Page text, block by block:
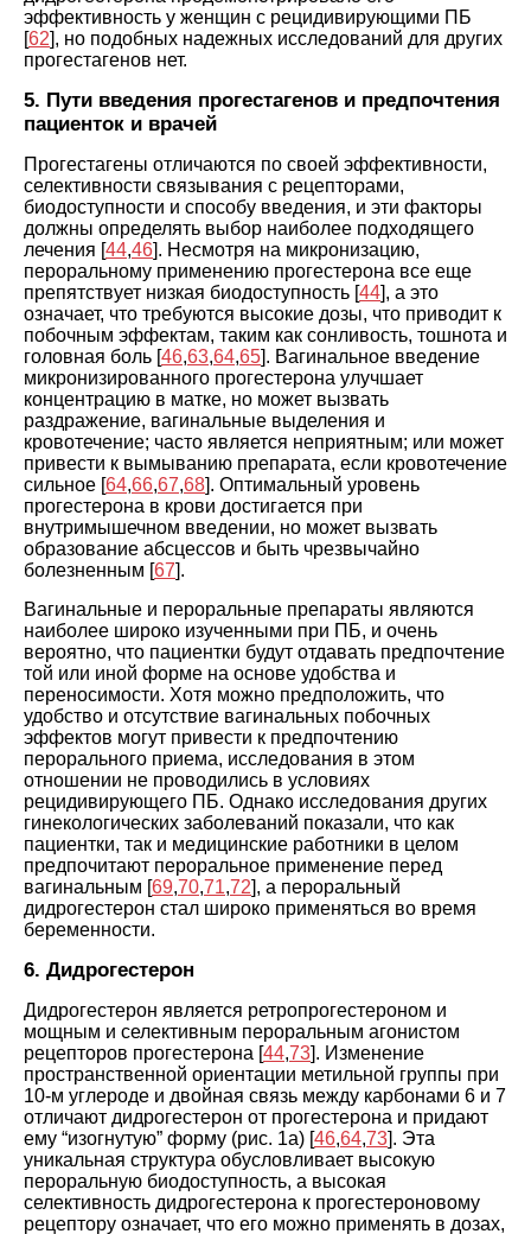
эффективность у женщин с рецидивирующими ПБ
[62], но подобных надежных исследований для других
прогестагенов нет.
5. Пути введения прогестагенов и предпочтения
пациенток и врачей
Прогестагены отличаются по своей эффективности,
селективности связывания с рецепторами,
биодоступности и способу введения, и эти факторы
должны определять выбор наиболее подходящего
лечения [44,46]. Несмотря на микронизацию,
пероральному применению прогестерона все еще
препятствует низкая биодоступность [44], а это
означает, что требуются высокие дозы, что приводит к
побочным эффектам, таким как сонливость, тошнота и
головная боль [46,63,64,65]. Вагинальное введение
микронизированного прогестерона улучшает
концентрацию в матке, но может вызвать
раздражение, вагинальные выделения и
кровотечение; часто является неприятным; или может
привести к вымыванию препарата, если кровотечение
сильное [64,66,67,68]. Оптимальный уровень
прогестерона в крови достигается при
внутримышечном введении, но может вызвать
образование абсцессов и быть чрезвычайно
болезненным [67].
Вагинальные и пероральные препараты являются
наиболее широко изученными при ПБ, и очень
вероятно, что пациентки будут отдавать предпочтение
той или иной форме на основе удобства и
переносимости. Хотя можно предположить, что
удобство и отсутствие вагинальных побочных
эффектов могут привести к предпочтению
перорального приема, исследования в этом
отношении не проводились в условиях
рецидивирующего ПБ. Однако исследования других
гинекологических заболеваний показали, что как
пациентки, так и медицинские работники в целом
предпочитают пероральное применение перед
вагинальным [69,70,71,72], а пероральный
дидрогестерон стал широко применяться во время
беременности.
6. Дидрогестерон
Дидрогестерон является ретропрогестероном и
мощным и селективным пероральным агонистом
рецепторов прогестерона [44,73]. Изменение
пространственной ориентации метильной группы при
10-м углероде и двойная связь между карбонами 6 и 7
отличают дидрогестерон от прогестерона и придают
ему “изогнутую” форму (рис. 1а) [46,64,73]. Эта
уникальная структура обусловливает высокую
пероральную биодоступность, а высокая
селективность дидрогестерона к прогестероновому
рецептору означает, что его можно применять в дозах,